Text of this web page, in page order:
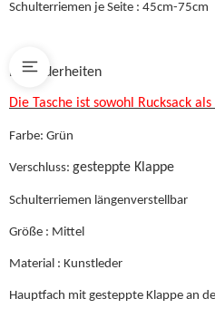
Schulterriemen je Seite : 45cm-75cm
Besonderheiten
Die Tasche ist sowohl Rucksack
Farbe: Grün
Verschluss: gesteppte Klappe
Schulterriemen längenverstellbar
Größe : Mittel
Material : Kunstleder
Hauptfach mit gesteppte Klappe an